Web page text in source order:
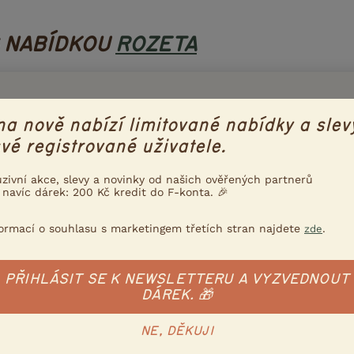
ROZETA
plemene rozeta
- Dobrý den, nabízím k prodeji jak samičky tak samce
přítulné a zvyklé na děti. Jen do dobrých rukou (morče,
samečka rozeta
- Dobrý den, nabízím k prodeji tříbarevného samce morčete
přítulný a zvyklý na děti. (morče, morčátko, morčátka,
nově nabízí limitované nabídky a
registrované uživatele.
akce, slevy a novinky od našich ověřených partnerů
navíc dárek: 200 Kč kredit do F-konta. 🎉
o souhlasu s marketingem třetích stran najdete zde.
PŘIHLÁSIT SE K NEWSLETTERU A VYZVEDNOUT
DÁREK. 🎁
NE, DĚKUJI